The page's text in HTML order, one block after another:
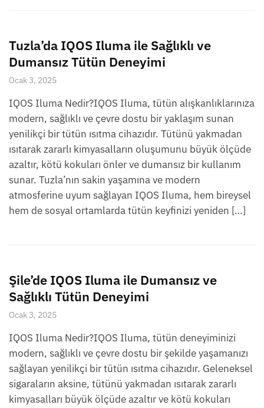
Tuzla’da IQOS Iluma ile Sağlıklı ve
Dumansız Tütün Deneyimi
Ocak 3, 2025
IQOS Iluma Nedir?IQOS Iluma, tütün alışkanlıklarınıza
modern, sağlıklı ve çevre dostu bir yaklaşım sunan
yenilikçi bir tütün ısıtma cihazıdır. Tütünü yakmadan
ısıtarak zararlı kimyasalların oluşumunu büyük ölçüde
azaltır, kötü kokuları önler ve dumansız bir kullanım
sunar. Tuzla’nın sakin yaşamına ve modern
atmosferine uyum sağlayan IQOS Iluma, hem bireysel
hem de sosyal ortamlarda tütün keyfinizi yeniden […]
Şile’de IQOS Iluma ile Dumansız ve
Sağlıklı Tütün Deneyimi
Ocak 3, 2025
IQOS Iluma Nedir?IQOS Iluma, tütün deneyiminizi
modern, sağlıklı ve çevre dostu bir şekilde yaşamanızı
sağlayan yenilikçi bir tütün ısıtma cihazıdır. Geleneksel
sigaraların aksine, tütünü yakmadan ısıtarak zararlı
kimyasalları büyük ölçüde azaltır ve kötü kokuları